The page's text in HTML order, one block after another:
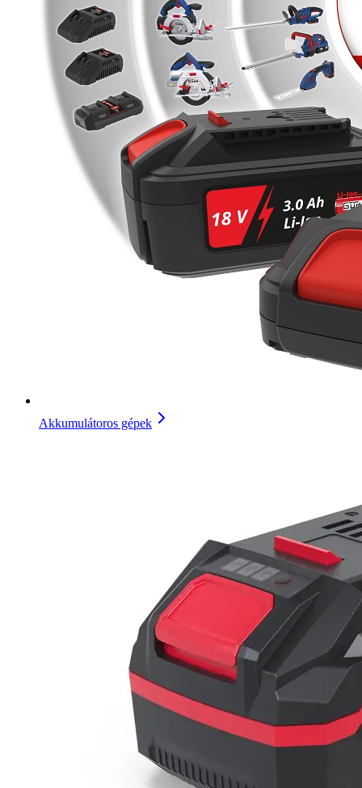
Akkumulátoros gépek